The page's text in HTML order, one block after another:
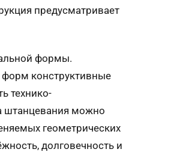
предусматривает
формы.
конструктивные
технико-
штанцевания можно
геометрических
долговечность и